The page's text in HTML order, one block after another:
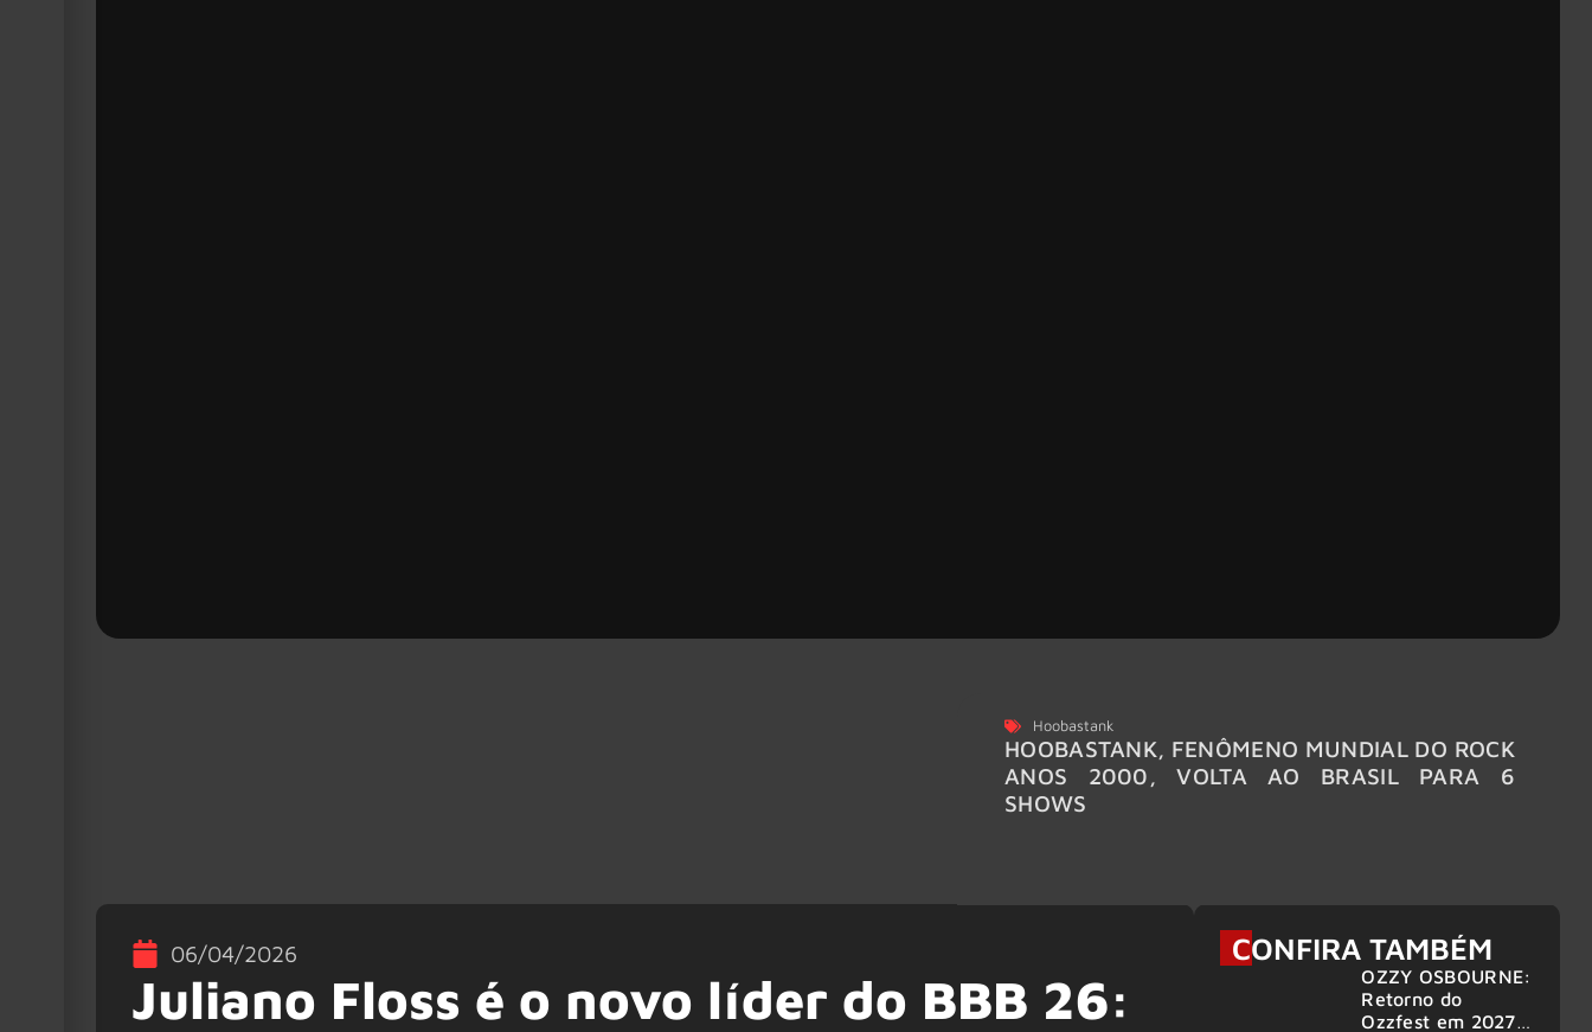
Hoobastank
HOOBASTANK, FENÔMENO MUNDIAL DO ROCK
ANOS 2000, VOLTA AO BRASIL PARA 6
SHOWS
06/04/2026
Juliano Floss é o novo líder do BBB 26:
CONFIRA TAMBÉM
OZZY OSBOURNE:
Retorno do
Ozzfest em 2027 é